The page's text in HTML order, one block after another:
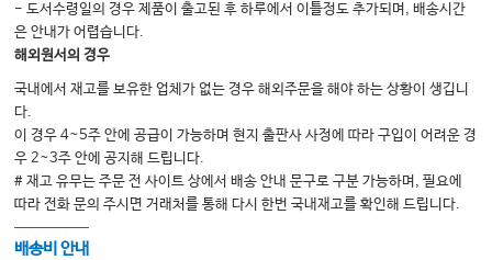
- 도서수령일의 경우 제품이 출고된 후 하루에서 이틀정도 추가되며, 배송시간
은 안내가 어렵습니다.
해외원서의 경우
국내에서 재고를 보유한 업체가 없는 경우 해외주문을 해야 하는 상황이 생깁니
다.
이 경우 4~5주 안에 공급이 가능하며 현지 출판사 사정에 따라 구입이 어려운 경
우 2~3주 안에 공지해 드립니다.
# 재고 유무는 주문 전 사이트 상에서 배송 안내 문구로 구분 가능하며, 필요에
따라 전화 문의 주시면 거래처를 통해 다시 한번 국내재고를 확인해 드립니다.
배송비 안내